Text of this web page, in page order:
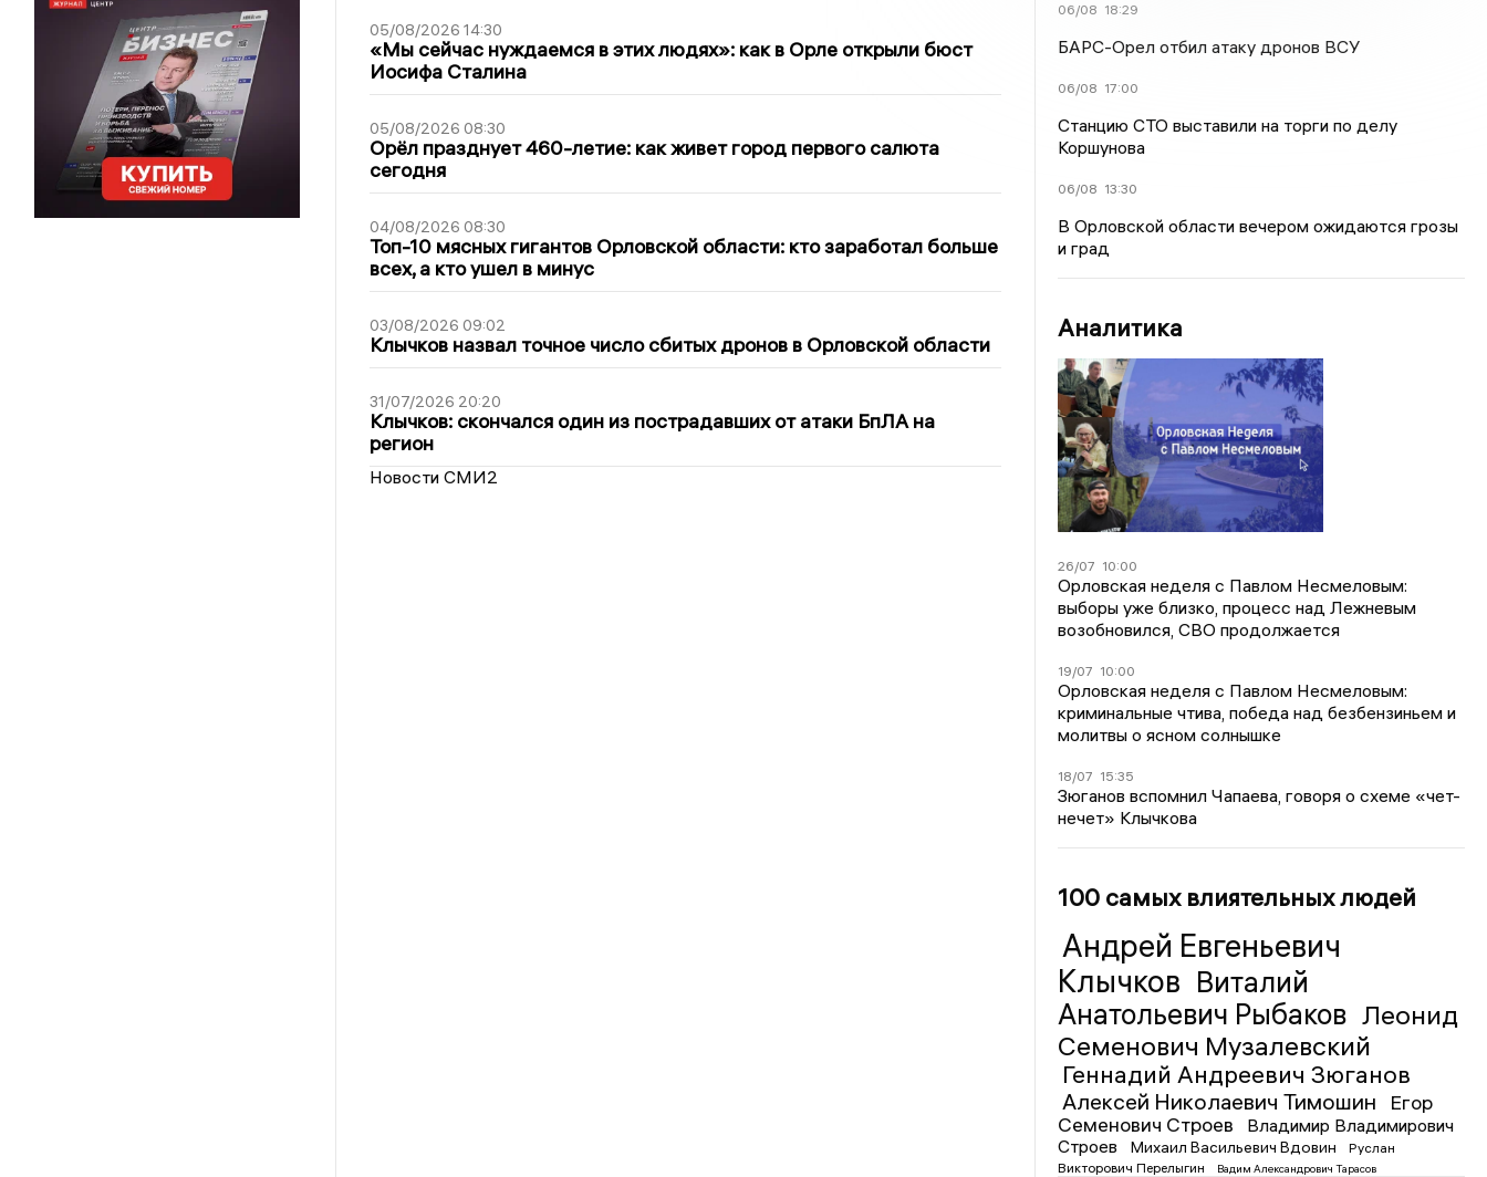
05/08/2026 14:30
«Мы сейчас нуждаемся в этих людях»: как в Орле открыли бюст
Иосифа Сталина
05/08/2026 08:30
Орёл празднует 460-летие: как живет город первого салюта
сегодня
04/08/2026 08:30
Топ-10 мясных гигантов Орловской области: кто заработал больше
всех, а кто ушел в минус
03/08/2026 09:02
Клычков назвал точное число сбитых дронов в Орловской области
31/07/2026 20:20
Клычков: скончался один из пострадавших от атаки БпЛА на
регион
Новости СМИ2
06/08 18:29
БАРС-Орел отбил атаку дронов ВСУ
06/08 17:00
Станцию СТО выставили на торги по делу
Коршунова
06/08 13:30
В Орловской области вечером ожидаются грозы
и град
Аналитика
26/07 10:00
Орловская неделя с Павлом Несмеловым:
выборы уже близко, процесс над Лежневым
возобновился, СВО продолжается
19/07 10:00
Орловская неделя с Павлом Несмеловым:
криминальные чтива, победа над безбензиньем и
молитвы о ясном солнышке
18/07 15:35
Зюганов вспомнил Чапаева, говоря о схеме «чет-
нечет» Клычкова
100 самых влиятельных людей
Андрей Евгеньевич
Клычков Виталий
Анатольевич Рыбаков Леонид
Семенович Музалевский
Геннадий Андреевич Зюганов
Алексей Николаевич Тимошин
Егор
Семенович Строев
Владимир Владимирович
Строев
Михаил Васильевич Вдовин
Руслан
Викторович Перелыгин
Вадим Александрович Тарасов